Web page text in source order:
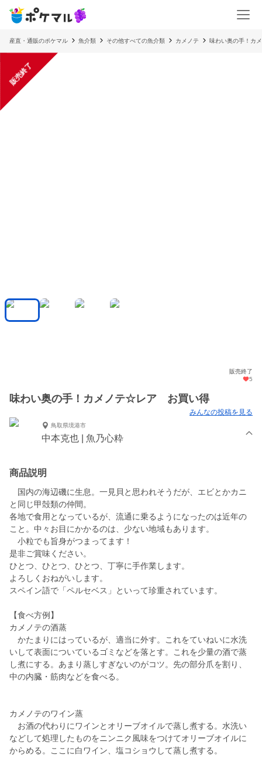
産直・通販のポケマル 魚介類 その他すべての魚介類 カメノテ 味わい奥の手！カ
販売終了
販売終了
5
味わい奥の手！カメノテ☆レア お買い得
みんなの投稿を見る
鳥取県境港市
中本克也 | 魚乃心粋
商品説明
国内の海辺磯に生息。一見貝と思われそうだが、エビとかカニ
と同じ甲殻類の仲間。
各地で食用となっているが、流通に乗るようになったのは近年の
こと。中々お目にかかるのは、少ない地域もあります。
小粒でも旨身がつまってます！
是非ご賞味ください。
ひとつ、ひとつ、ひとつ、丁寧に手作業します。
よろしくおねがいします。
スペイン語で「ペルセベス」といって珍重されています。
【食べ方例】
カメノテの酒蒸
かたまりにはっているが、適当に外す。これをていねいに水洗
いして表面についているゴミなどを落とす。これを少量の酒で蒸
し煮にする。あまり蒸しすぎないのがコツ。先の部分爪を割り、
中の内臓・筋肉などを食べる。
カメノテのワイン蒸
お酒の代わりにワインとオリーブオイルで蒸し煮する。水洗い
などして処理したものをニンニク風味をつけてオリーブオイルに
からめる。ここに白ワイン、塩コショウして蒸し煮する。